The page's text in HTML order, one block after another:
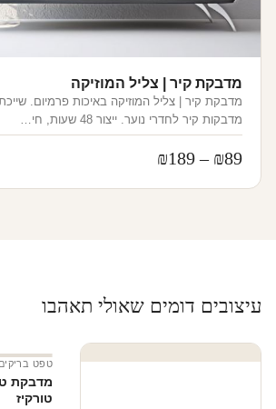
מדבקת קיר | צליל המוזיקה
מדבקת קיר | צליל המוזיקה באיכות פרמיום.
מדבקות קיר לחדרי נוער. ייצור 48 שעות, חי…
₪89
–
₪189
מחירים:
עיצובים דומים שאולי תאהבו
טפט בריקים
מדבקת
טורקיז